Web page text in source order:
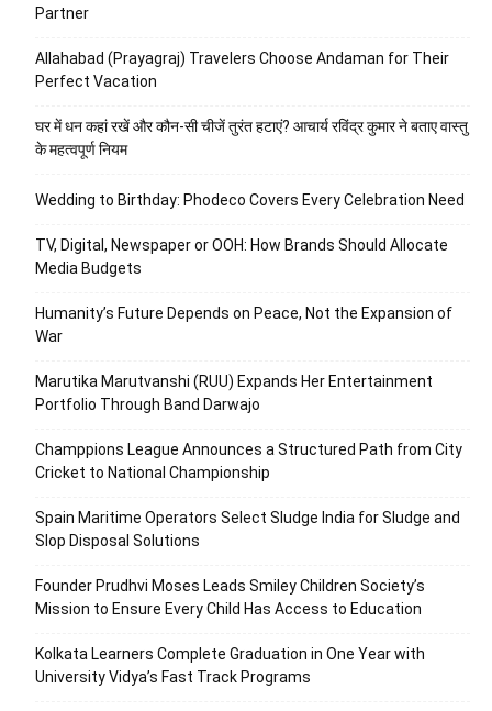
Partner
Allahabad (Prayagraj) Travelers Choose Andaman for Their
Perfect Vacation
घर में धन कहां रखें और कौन-सी चीजें तुरंत हटाएं? आचार्य रविंद्र कुमार ने बताए वास्तु
के महत्वपूर्ण नियम
Wedding to Birthday: Phodeco Covers Every Celebration Need
TV, Digital, Newspaper or OOH: How Brands Should Allocate
Media Budgets
Humanity’s Future Depends on Peace, Not the Expansion of
War
Marutika Marutvanshi (RUU) Expands Her Entertainment
Portfolio Through Band Darwajo
Champpions League Announces a Structured Path from City
Cricket to National Championship
Spain Maritime Operators Select Sludge India for Sludge and
Slop Disposal Solutions
Founder Prudhvi Moses Leads Smiley Children Society’s
Mission to Ensure Every Child Has Access to Education
Kolkata Learners Complete Graduation in One Year with
University Vidya’s Fast Track Programs